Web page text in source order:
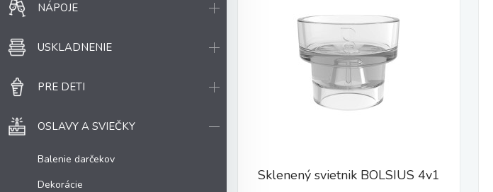
NÁPOJE
USKLADNENIE
PRE DETI
OSLAVY A SVIEČKY
Balenie darčekov
Dekorácie
Sklenený svietnik BOLSIUS 4v1